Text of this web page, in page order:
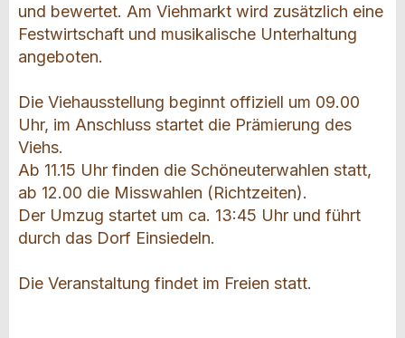
und bewertet. Am Viehmarkt wird zusätzlich eine
Festwirtschaft und musikalische Unterhaltung
angeboten.
Die Viehausstellung beginnt offiziell um 09.00
Uhr, im Anschluss startet die Prämierung des
Viehs.
Ab 11.15 Uhr finden die Schöneuterwahlen statt,
ab 12.00 die Misswahlen (Richtzeiten).
Der Umzug startet um ca. 13:45 Uhr und führt
durch das Dorf Einsiedeln.
Die Veranstaltung findet im Freien statt.